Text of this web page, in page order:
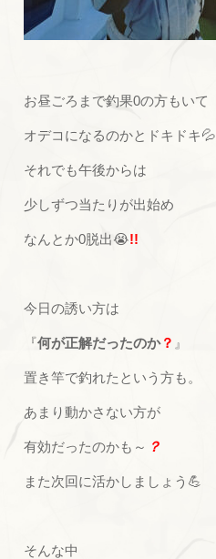
お昼ごろまで釣果0の方もいて
オデコになるのかとドキドキ💦
それでも午後からは
少しずつ当たりが出始め
なんとか0脱出😭!!
今日の誘い方は
『何が正解だったのか？ 』
置き竿で釣れたという方も。
あまり動かさない方が
有効だったのかも～ ？
また次回に活かしましょう💪
そんな中